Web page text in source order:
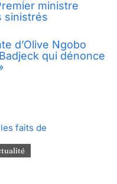
ministre
sinistrés
d’Olive Ngobo
qui dénonce
faits de